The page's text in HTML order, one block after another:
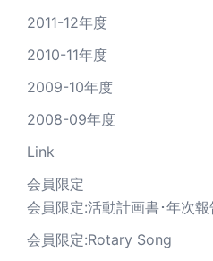
2011-12年度
2010-11年度
2009-10年度
2008-09年度
Link
会員限定
会員限定:活動計画書･年次報
会員限定:Rotary Song